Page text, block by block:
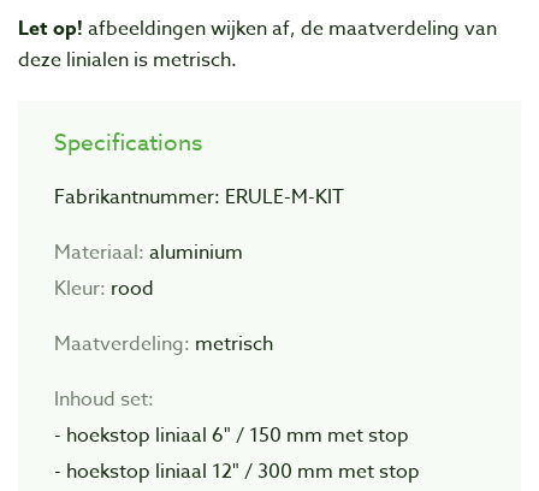
Let op! afbeeldingen wijken af, de maatverdeling van
deze linialen is metrisch.
Specifications
Fabrikantnummer: ERULE-M-KIT
Materiaal: aluminium
Kleur: rood
Maatverdeling: metrisch
Inhoud set:
- hoekstop liniaal 6" / 150 mm met stop
- hoekstop liniaal 12" / 300 mm met stop